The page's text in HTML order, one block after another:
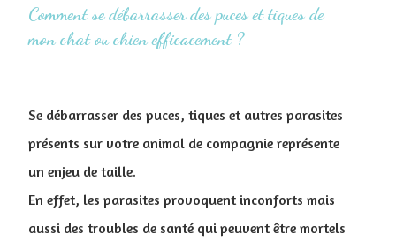
Comment se débarrasser des puces et tiques de
mon chat ou chien efficacement ?
Se débarrasser des puces, tiques et autres parasites
présents sur votre animal de compagnie représente
un enjeu de taille.
En effet, les parasites provoquent inconforts mais
aussi des troubles de santé qui peuvent être mortels